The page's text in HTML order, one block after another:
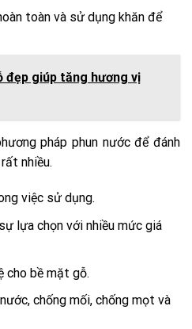
toàn và sử dụng khăn để
đẹp giúp tăng hương vị
pháp phun nước để đánh
nhiều.
việc sử dụng.
lựa chọn với nhiều mức giá
cho bề mặt gỗ.
chống mối, chống mọt và